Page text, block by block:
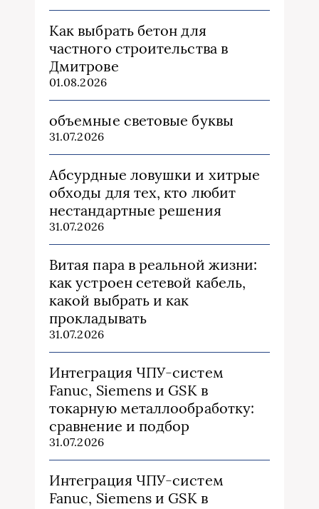
Как выбрать бетон для
частного строительства в
Дмитрове
01.08.2026
объемные световые буквы
31.07.2026
Абсурдные ловушки и хитрые
обходы для тех, кто любит
нестандартные решения
31.07.2026
Витая пара в реальной жизни:
как устроен сетевой кабель,
какой выбрать и как
прокладывать
31.07.2026
Интеграция ЧПУ-систем
Fanuc, Siemens и GSK в
токарную металлообработку:
сравнение и подбор
31.07.2026
Интеграция ЧПУ-систем
Fanuc, Siemens и GSK в